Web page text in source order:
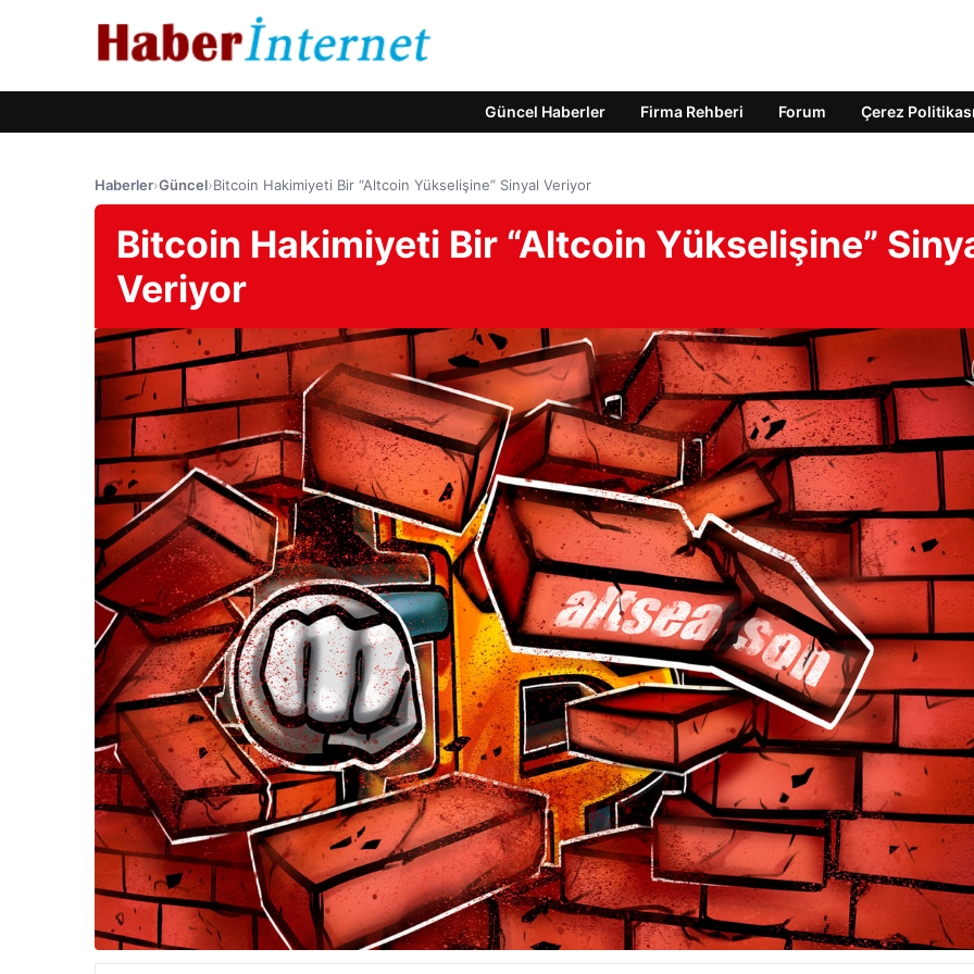
Güncel Haberler Firma Rehberi Forum Çerez Politikası
Haberler›Güncel›Bitcoin Hakimiyeti Bir “Altcoin Yükselişine” Sinyal Veriyor
Bitcoin Hakimiyeti Bir “Altcoin Yükselişine”
Veriyor